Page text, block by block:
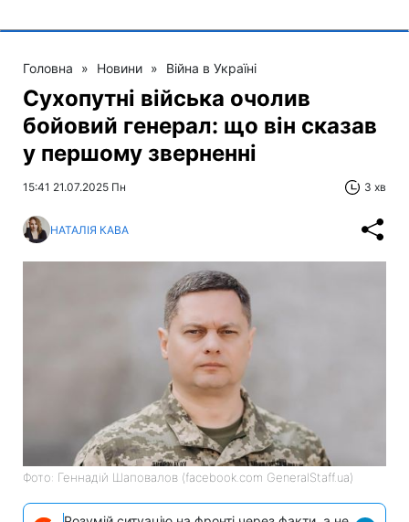
Головна » Новини » Війна в Україні
Сухопутні війська очолив
бойовий генерал: що він сказав
у першому зверненні
15:41 21.07.2025 Пн 3 хв
НАТАЛІЯ КАВА
Фото: Геннадій Шаповалов (facebook.com GeneralStaff.ua)